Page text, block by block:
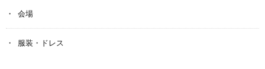
会場
服装・ドレス